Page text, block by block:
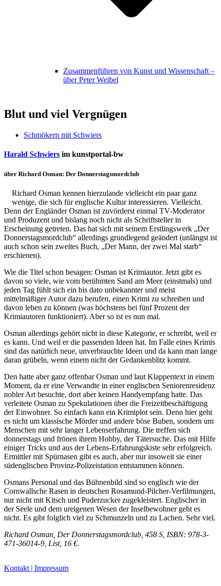
Zusammenführen von Kunst und Wissenschaft –
über Peter Weibel
Buchtipps von Prof. Uli Rothfuss
Harald Schwiers
Haralds Streifzüge
Hörtipps von Harald Schwiers
Kunstausflüge mit Sigrid Balke
Buchtipps von Uli Rothfuss
Blut und viel Vergnügen
Schmökern mit Schwiers
Harald Schwiers im kunstportal-bw
über Richard Osman: Der Donnerstagsmordclub
Richard Osman kennen hierzulande vielleicht ein paar ganz
wenige, die sich für englische Kultur interessieren. Vielleicht.
Denn der Engländer Osman ist zuvörderst einmal TV-Moderator
und Produzent und bislang noch nicht als Schriftsteller in
Erscheinung getreten. Das hat sich mit seinem Erstlingswerk „Der
Donnerstagsmordclub“ allerdings grundlegend geändert (unlängst ist
auch schon sein zweites Buch, „Der Mann, der zwei Mal starb“
erschienen).
Wie die Titel schon besagen: Osman ist Krimiautor. Jetzt gibt es
davon so viele, wie vom berühmten Sand am Meer (einstmals) und
jeden Tag fühlt sich ein bis dato unbekannter und meist
mittelmäßiger Autor dazu berufen, einen Krimi zu schreiben und
davon leben zu können (was höchstens bei fünf Prozent der
Krimiautoren funktioniert). Aber so ist es nun mal.
Osman allerdings gehört nicht in diese Kategorie, er schreibt, weil er
es kann. Und weil er die passenden Ideen hat. Im Falle eines Krimis
sind das natürlich neue, unverbrauchte Ideen und da kann man lange
daran grübeln, wenn einem nicht der Gedankenblitz kommt.
Den hatte aber ganz offenbar Osman und laut Klappentext in einem
Moment, da er eine Verwandte in einer englischen Seniorenresidenz
nobler Art besuchte, dort aber keinen Handyempfang hatte. Das
verleitete Osman zu Spekulationen über die Freizeitbeschäftigung
der Einwohner. So einfach kann ein Krimiplot sein. Denn hier geht
es nicht um klassische Mörder und andere böse Buben, sondern um
Menschen mit sehr langer Lebenserfahrung. Die treffen sich
donnerstags und frönen ihrem Hobby, der Tätersuche. Das mit Hilfe
einiger Tricks und aus der Lebens-Erfahrungskiste sehr erfolgreich.
Ermittler mit Spürnasen gibt es auch, aber nur insoweit sie einer
südenglischen Provinz-Polizeistation entstammen können.
Osmans Personal und das Bühnenbild sind so englisch wie der
Cornwallsche Rasen in deutschen Rosamund-Pilcher-Verfilmungen,
nur nicht mit Kitsch und Puderzucker zugekleistert. Englischer in
der Seele und dem ureigenen Wesen der Inselbewohner geht es
nicht. Es gibt folglich viel zu Schmunzeln und zu Lachen. Sehr viel.
Richard Osman, Der Donnerstagsmordclub, 458 S, ISBN: 978-3-
471-36014-9, List, 16 €.
Kontakt | Impressum